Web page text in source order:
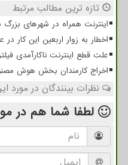
تازه ترین مطالب مرتبط
اینترنت همراه در شهرهای بزرگ
اخطار به زوار اربعین این کار در عراق ۲ سال
علت قطع اینترنت ناکارآمدی
اخراج کارمندان بخش هوش
نظرات بینندگان در مورد
لطفا شما هم در